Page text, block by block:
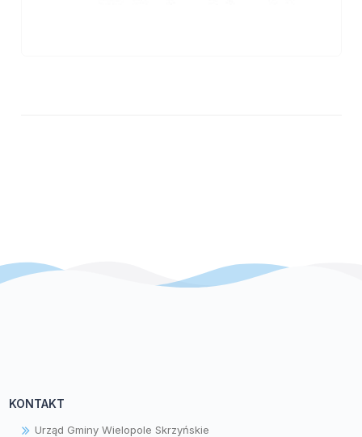
KONTAKT
Urząd Gminy Wielopole Skrzyńskie